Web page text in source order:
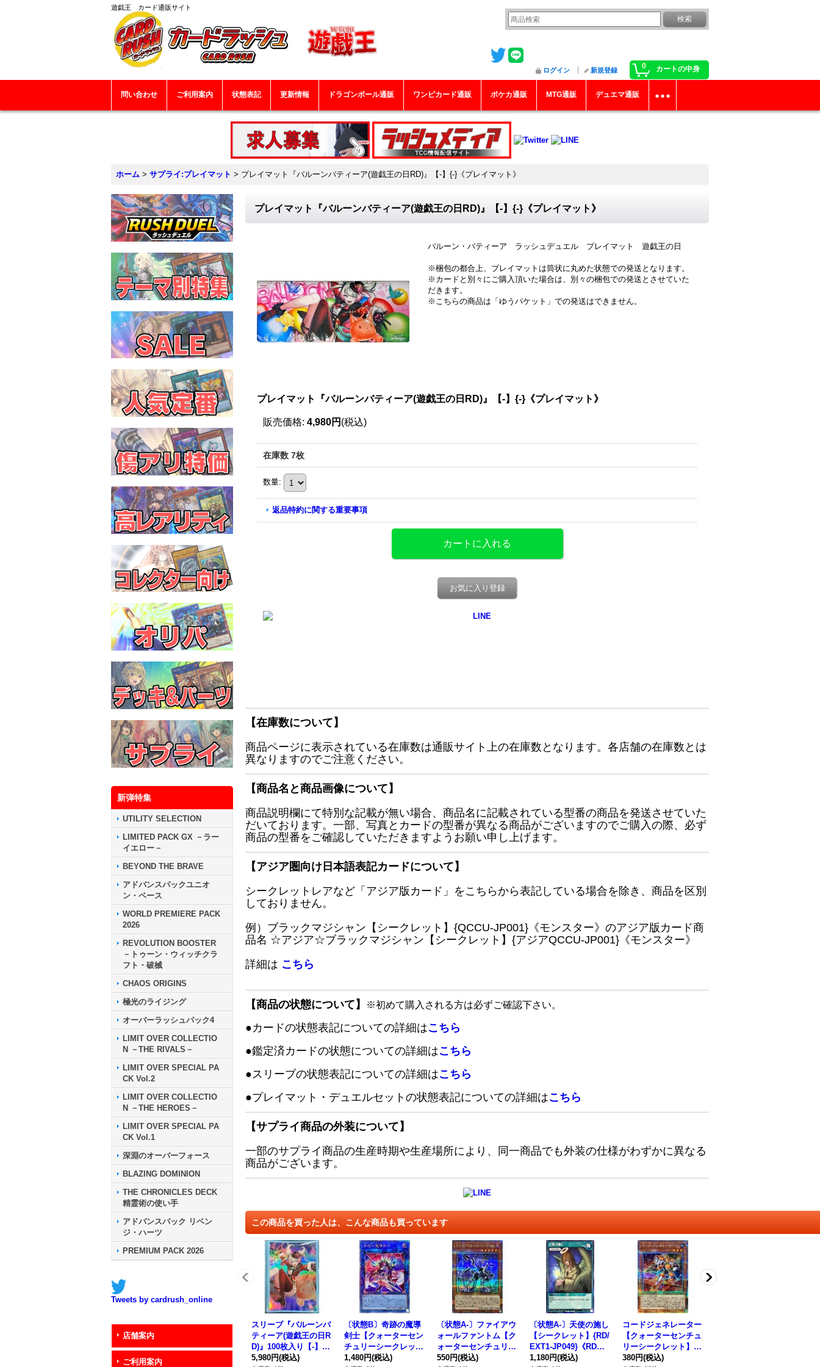
遊戯王 カード通販サイト
0 カートの中身
ログイン 新規登録
問い合わせ ご利用案内 状態表記 更新情報 ドラゴンボール通販 ワンピカード通販 ポケカ通販 MTG通販 デュエマ通販
ホーム > サプライ:プレイマット > プレイマット『バルーンバティーア(遊戯王の日RD)』【-】{-}《プレイマット》
新弾特集
UTILITY SELECTION
LIMITED PACK GX －ラー
イエロー－
BEYOND THE BRAVE
アドバンスパックユニオ
ン・ベース
WORLD PREMIERE PACK
2026
REVOLUTION BOOSTER
－トゥーン・ウィッチクラ
フト・破械
CHAOS ORIGINS
極光のライジング
オーバーラッシュパック4
LIMIT OVER COLLECTIO
N －THE RIVALS－
LIMIT OVER SPECIAL PA
CK Vol.2
LIMIT OVER COLLECTIO
N －THE HEROES－
LIMIT OVER SPECIAL PA
CK Vol.1
深淵のオーバーフォース
BLAZING DOMINION
THE CHRONICLES DECK
精霊術の使い手
アドバンスパック リベン
ジ・ハーツ
PREMIUM PACK 2026
Tweets by cardrush_online
店舗案内
ご利用案内
プレイマット『バルーンバティーア(遊戯王の日RD)』【-】{-}《プレイマット》
バルーン・バティーア ラッシュデュエル プレイマット 遊戯王の日
※梱包の都合上、プレイマットは筒状に丸めた状態での発送となります。
※カードと別々にご購入頂いた場合は、別々の梱包での発送とさせていた
だきます。
※こちらの商品は「ゆうパケット」での発送はできません。
プレイマット『バルーンバティーア(遊戯王の日RD)』【-】{-}《プレイマット》
販売価格: 4,980円 (税込)
在庫数 7枚
数量:
返品特約に関する重要事項
お気に入り登録
【在庫数について】
商品ページに表示されている在庫数は通販サイト上の在庫数となります。各店舗の在庫数とは
異なりますのでご注意ください。
【商品名と商品画像について】
商品説明欄にて特別な記載が無い場合、商品名に記載されている型番の商品を発送させていた
だいております。一部、写真とカードの型番が異なる商品がございますのでご購入の際、必ず
商品の型番をご確認していただきますようお願い申し上げます。
【アジア圏向け日本語表記カードについて】
シークレットレアなど「アジア版カード」をこちらから表記している場合を除き、商品を区別
しておりません。
例）ブラックマジシャン【シークレット】{QCCU-JP001}《モンスター》のアジア版カード商
品名 ☆アジア☆ブラックマジシャン【シークレット】{アジアQCCU-JP001}《モンスター》
詳細は こちら
【商品の状態について】 ※初めて購入される方は必ずご確認下さい。
●カードの状態表記についての詳細はこちら
●鑑定済カードの状態についての詳細はこちら
●スリーブの状態表記についての詳細はこちら
●プレイマット・デュエルセットの状態表記についての詳細はこちら
【サプライ商品の外装について】
一部のサプライ商品の生産時期や生産場所により、同一商品でも外装の仕様がわずかに異なる
商品がございます。
この商品を買った人は、こんな商品も買っています
スリーブ『バルーンバ
ティーア(遊戯王の日R
D)』100枚入り【-】{-}
《スリーブ》
5,980円(税込)
〔状態B〕奇跡の魔導
剣士【クォーターセン
チュリーシークレッ
ト】{AGOV-JP045}
1,480円(税込)
〔状態A-〕ファイアウ
ォールファントム【ク
ォーターセンチュリー
シークレット】{QCC
550円(税込)
〔状態A-〕天使の施し
【シークレット】{RD/
EXT1-JP049}《RD魔
法》
1,180円(税込)
コードジェネレーター
【クォーターセンチュ
リーシークレット】{Q
CCU-JP096}《モンス
380円(税込)